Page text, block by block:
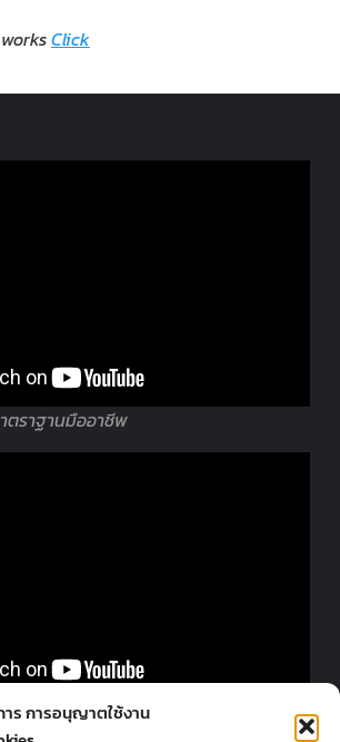
ร การอนุญาตใช้งาน
Click
ตราฐานมืออาชีพ
ออาชีพ